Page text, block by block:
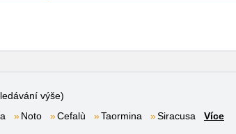
výše)
Noto Cefalù Taormina Siracusa
Více